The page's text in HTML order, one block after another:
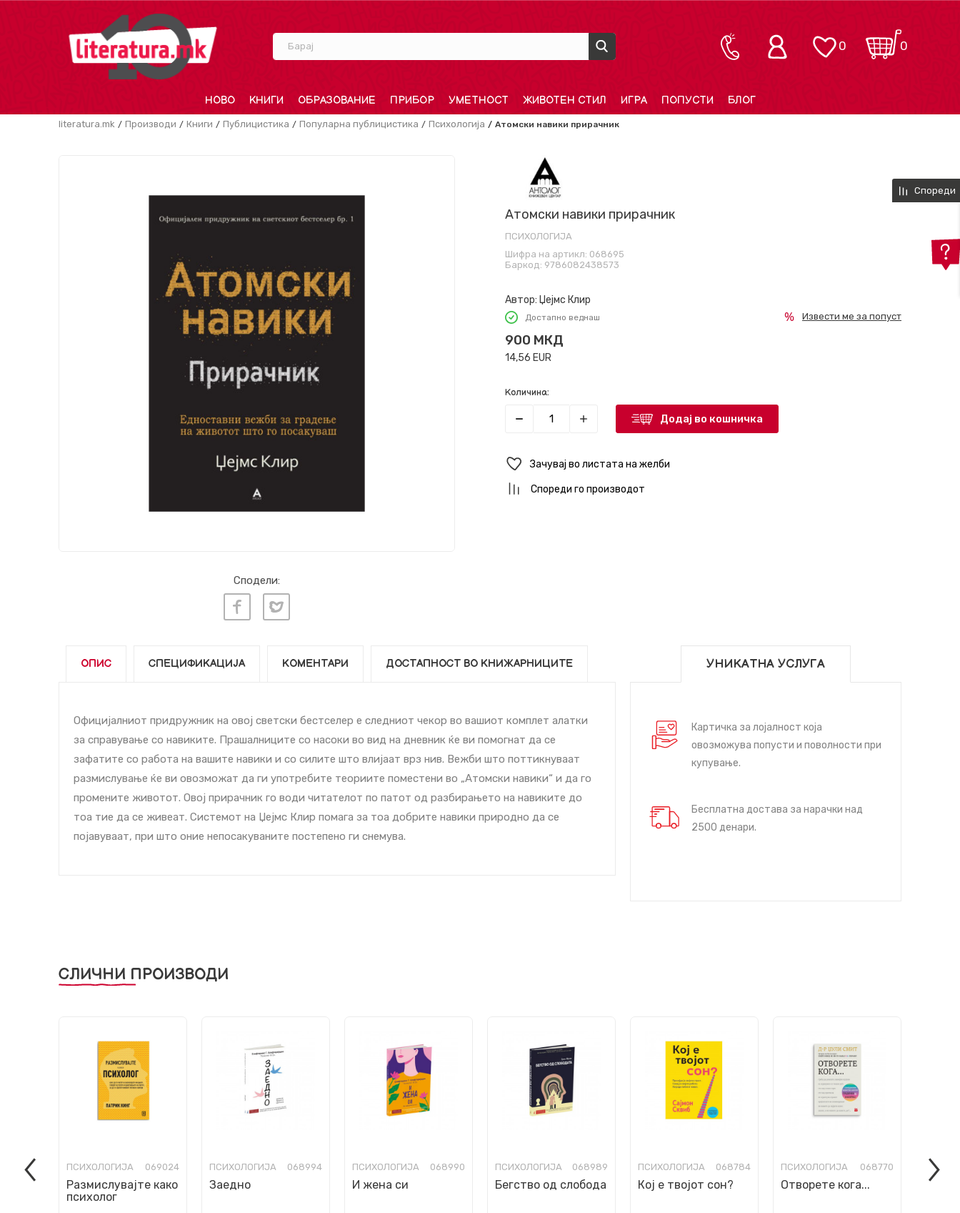
Барај 0
0
НОВО КНИГИ ОБРАЗОВАНИЕ ПРИБОР УМЕТНОСТ ЖИВОТЕН СТИЛ ИГРА ПОПУСТИ БЛОГ
literatura.mk Производи Книги Публицистика Популарна публицистика Психологија Атомски навики прирачник
Сподели:
Атомски навики прирачник
ПСИХОЛОГИЈА
Шифра на артикл: 068695
Баркод: 9786082438573
Автор: Џејмс Клир
Достапно веднаш
900 МКД
14,56 EUR
Извести ме за попуст
Количина:
Додај во кошничка
Зачувај во листата на желби
Спореди го производот
ОПИС СПЕЦИФИКАЦИЈА КОМЕНТАРИ ДОСТАПНОСТ ВО КНИЖАРНИЦИТЕ
Официјалниот придружник на овој светски бестселер е следниот чекор во вашиот комплет алатки
за справување со навиките. Прашалниците со насоки во вид на дневник ќе ви помогнат да се
зафатите со работа на вашите навики и со силите што влијаат врз нив. Вежби што поттикнуваат
размислување ќе ви овозможат да ги употребите теориите поместени во „Атомски навики“ и да го
промените животот. Овој прирачник го води читателот по патот од разбирањето на навиките до
тоа тие да се живеат. Системот на Џејмс Клир помага за тоа добрите навики природно да се
појавуваат, при што оние непосакуваните постепено ги снемува.
УНИКАТНА УСЛУГА
Картичка за лојалност која
овозможува попусти и поволности при
купување.
Бесплатна достава за нарачки над
2500 денари.
СЛИЧНИ ПРОИЗВОДИ
ПСИХОЛОГИЈА 069024
Размислувајте како
психолог
ПСИХОЛОГИЈА 068994
Заедно
ПСИХОЛОГИЈА 068990
И жена си
ПСИХОЛОГИЈА 068989
Бегство од слобода
ПСИХОЛОГИЈА 068784
Кој е твојот сон?
ПСИХОЛОГИЈА 068770
Отворете кога...
Спореди